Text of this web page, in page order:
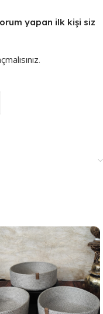
yapan ilk kişi siz
.